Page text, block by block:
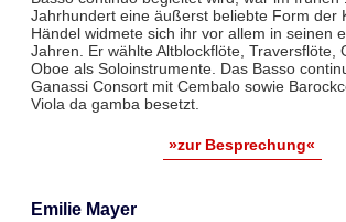
Jahrhundert eine äußerst beliebte Form der
Händel widmete sich ihr vor allem in seinen
Jahren. Er wählte Altblockflöte, Traversflöte,
Oboe als Soloinstrumente. Das Basso
Ganassi Consort mit Cembalo sowie
Viola da gamba besetzt.
»zur Besprechung«
Emilie Mayer